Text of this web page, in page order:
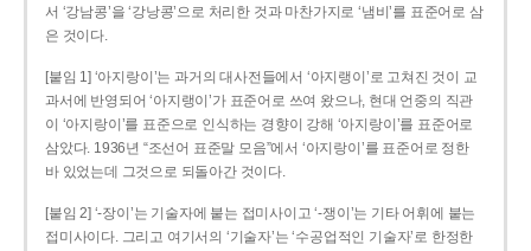
서 ‘강남콩’을 ‘강낭콩’으로 처리한 것과 마찬가지로 ‘냄비’를 표준어로 삼
은 것이다.
[붙임 1] ‘아지랑이’는 과거의 대사전들에서 ‘아지랭이’로 고쳐진 것이 교
과서에 반영되어 ‘아지랭이’가 표준어로 쓰여 왔으나, 현대 언중의 직관
이 ‘아지랑이’를 표준으로 인식하는 경향이 강해 ‘아지랑이’를 표준어로
삼았다. 1936년 “조선어 표준말 모음”에서 ‘아지랑이’를 표준어로 정한
바 있었는데 그것으로 되돌아간 것이다.
[붙임 2] ‘-장이’는 기술자에 붙는 접미사이고 ‘-쟁이’는 기타 어휘에 붙는
접미사이다. 그리고 여기서의 ‘기술자’는 ‘수공업적인 기술자’로 한정한